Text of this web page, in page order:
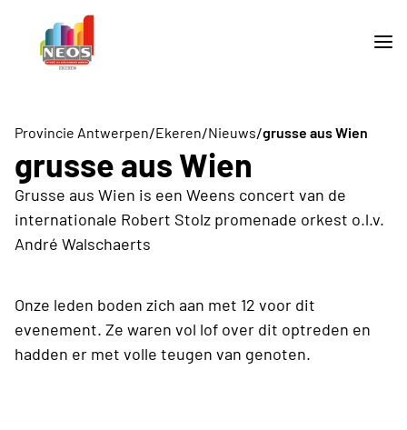
Provincie Antwerpen/Ekeren/Nieuws/grusse aus Wien
grusse aus Wien
Grusse aus Wien is een Weens concert van de
internationale Robert Stolz promenade orkest o.l.v.
André Walschaerts
Onze leden boden zich aan met 12 voor dit
evenement. Ze waren vol lof over dit optreden en
hadden er met volle teugen van genoten.